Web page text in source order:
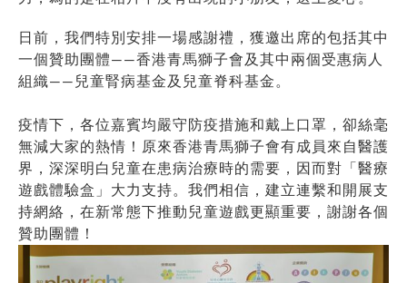
日前，我們特別安排一場感謝禮，獲邀出席的包括其中
一個贊助團體——香港青馬獅子會及其中兩個受惠病人
組織——兒童腎病基金及兒童脊科基金。
疫情下，各位嘉賓均嚴守防疫措施和戴上口罩，卻絲毫
無減大家的熱情！原來香港青馬獅子會有成員來自醫護
界，深深明白兒童在患病治療時的需要，因而對「醫療
遊戲體驗盒」大力支持。我們相信，建立連繫和開展支
持網絡，在新常態下推動兒童遊戲更顯重要，謝謝各個
贊助團體！